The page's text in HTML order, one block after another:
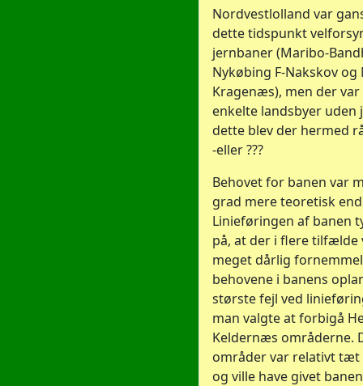
Nordvestlolland var
dette tidspunkt
jernbaner (Maribo-
Nykøbing F-Nakskov og
Kragenæs), men der
enkelte landsbyer uden
dette blev der hermed
-eller ???
Behovet for banen var
grad mere teoretisk
Linieføringen af banen
på, at der i flere tilfælde
meget dårlig
behovene i banens
største fejl ved
man valgte at forbigå
Keldernæs områderne.
områder var relativt tæt
og ville have givet